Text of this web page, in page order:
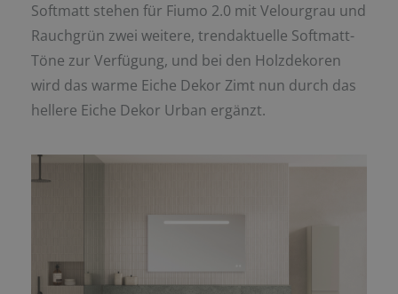
Softmatt stehen für Fiumo 2.0 mit Velourgrau und
Rauchgrün zwei weitere, trendaktuelle Softmatt-
Töne zur Verfügung, und bei den Holzdekoren
wird das warme Eiche Dekor Zimt nun durch das
hellere Eiche Dekor Urban ergänzt.